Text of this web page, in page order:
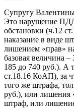
Супругу
Это нарушение
обстановки (ч.12
наказание в виде
лишением «прав»
базовая величина
185 до 740 руб.). А
ст.18.16 КоАП), за
того же штрафа,
руб.), или лишения
штраф, или